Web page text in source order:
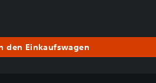
den Einkaufswagen